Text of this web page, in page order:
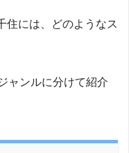
住には、どのようなス
ャンルに分けて紹介